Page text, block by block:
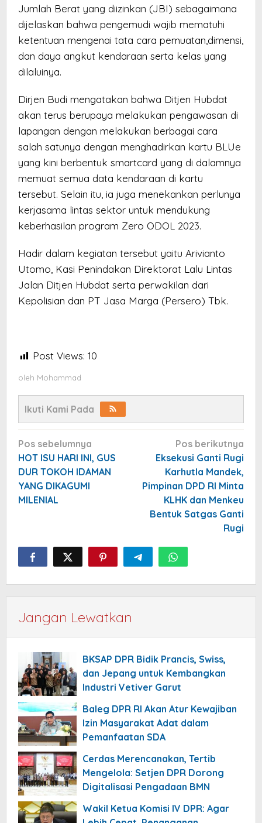
Jumlah Berat yang diizinkan (JBI) sebagaimana
dijelaskan bahwa pengemudi wajib mematuhi
ketentuan mengenai tata cara pemuatan,dimensi,
dan daya angkut kendaraan serta kelas yang
dilaluinya.
Dirjen Budi mengatakan bahwa Ditjen Hubdat
akan terus berupaya melakukan pengawasan di
lapangan dengan melakukan berbagai cara
salah satunya dengan menghadirkan kartu BLUe
yang kini berbentuk smartcard yang di dalamnya
memuat semua data kendaraan di kartu
tersebut. Selain itu, ia juga menekankan perlunya
kerjasama lintas sektor untuk mendukung
keberhasilan program Zero ODOL 2023.
Hadir dalam kegiatan tersebut yaitu Arivianto
Utomo, Kasi Penindakan Direktorat Lalu Lintas
Jalan Ditjen Hubdat serta perwakilan dari
Kepolisian dan PT Jasa Marga (Persero) Tbk.
Post Views: 10
oleh Mohammad
Ikuti Kami Pada
Navigasi
pos
Pos sebelumnya
HOT ISU HARI INI, GUS
DUR TOKOH IDAMAN
YANG DIKAGUMI
MILENIAL
Pos berikutnya
Eksekusi Ganti Rugi
Karhutla Mandek,
Pimpinan DPD RI Minta
KLHK dan Menkeu
Bentuk Satgas Ganti
Rugi
Jangan Lewatkan
BKSAP DPR Bidik Prancis, Swiss,
dan Jepang untuk Kembangkan
Industri Vetiver Garut
Baleg DPR RI Akan Atur Kewajiban
Izin Masyarakat Adat dalam
Pemanfaatan SDA
Cerdas Merencanakan, Tertib
Mengelola: Setjen DPR Dorong
Digitalisasi Pengadaan BMN
Wakil Ketua Komisi IV DPR: Agar